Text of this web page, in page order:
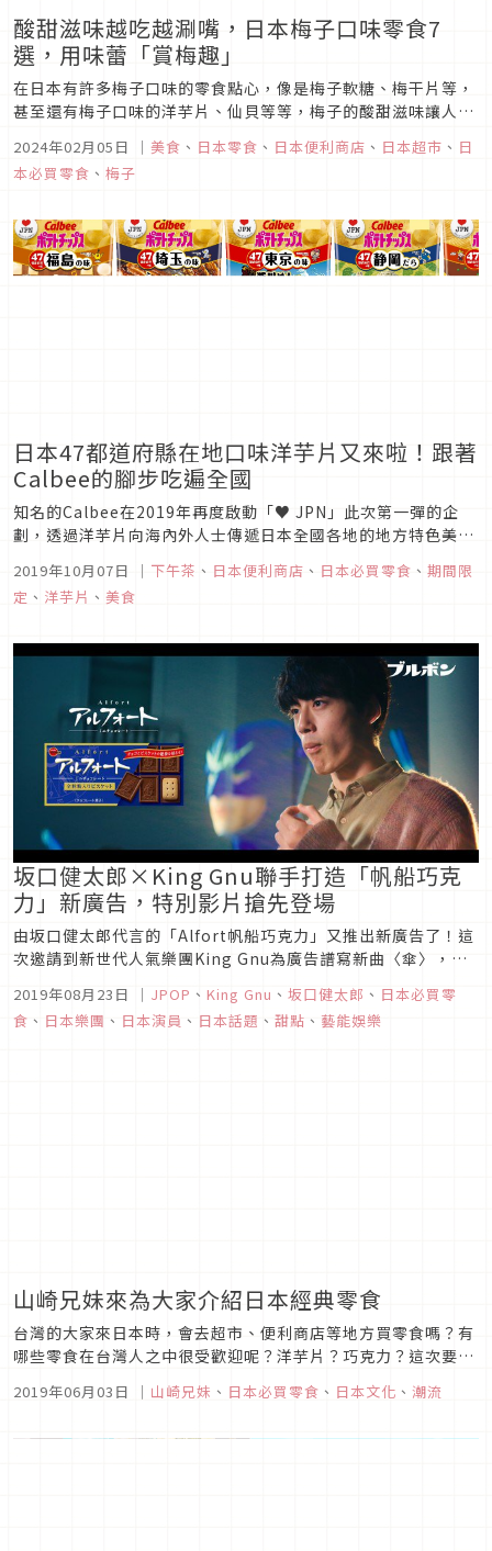
酸甜滋味越吃越涮嘴，日本梅子口味零食7
選，用味蕾「賞梅趣」
在日本有許多梅子口味的零食點心，像是梅子軟糖、梅干片等，
甚至還有梅子口味的洋芋片、仙貝等等，梅子的酸甜滋味讓人忍
果你也是梅子愛好者，那麼千萬別錯過本次為你精選出的7款日
本梅子口味零食，讓我們一同來細細品味梅子的魅力風味吧！
2024年02月05日 ｜ 美食 、 日本零食 、 日本便利商店 、 日本超市 、 日
本必買零食 、 梅子
日本47都道府縣在地口味洋芋片又來啦！跟著
Calbee的腳步吃遍全國
知名的Calbee在2019年再度啟動「♥ JPN」此次第一彈的企
劃，透過洋芋片向海內外人士傳遞日本全國各地的地方特色美
味，通過在地自治團體和許多具有影響力對象的共同幫助下誕生
出如此充滿鄉土愛的商品，從9月23日開始能夠在便利商店或是
超市等地購買到目前已推出的15都道府縣口味洋芋片，想要一次
2019年10月07日 ｜ 下午茶 、 日本便利商店 、 日本必買零食 、 期間限
定 、 洋芋片 、 美食
坂口健太郎×King Gnu聯手打造「帆船巧克
力」新廣告，特別影片搶先登場
由坂口健太郎代言的「Alfort帆船巧克力」又推出新廣告了！這
次邀請到新世代人氣樂團King Gnu為廣告譜寫新曲〈傘〉，目
風格，結合最先進的投影技術與King Gnu的獨特曲風，展現出
讓人驚豔的現代感與速度感。趕快來看看由人氣新銳共同打造的
2019年08月23日 ｜ JPOP 、 King Gnu 、 坂口健太郎 、 日本必買零
食 、 日本樂團 、 日本演員 、 日本話題 、 甜點 、 藝能娛樂
山崎兄妹來為大家介紹日本經典零食
台灣的大家來日本時，會去超市、便利商店等地方買零食嗎？有
哪些零食在台灣人之中很受歡迎呢？洋芋片？巧克力？這次要為
各位介紹山崎兄妹心目中的日本經典零食。零食界的代表・洋芋
片，除了經典的鹽味與濃湯口味以外，還有期間限定或是超商限
2019年06月03日 ｜ 山崎兄妹 、 日本必買零食 、 日本文化 、 潮流